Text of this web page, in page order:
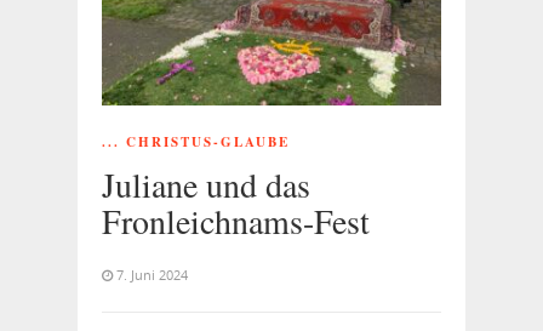
... CHRISTUS-GLAUBE
Juliane und das
Fronleichnams-Fest
7. Juni 2024